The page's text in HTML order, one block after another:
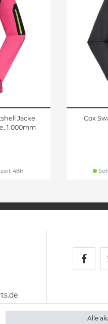
Jacke
1.000mm
48h
Cox
Alle